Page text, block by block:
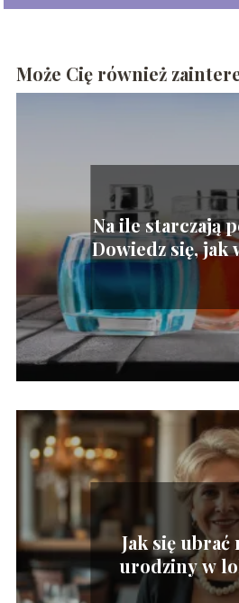
Może Cię również
Na ile starczają
Dowiedz się, jak
trwałość
Jak się ubrać
urodziny w
Sprawdź nasze